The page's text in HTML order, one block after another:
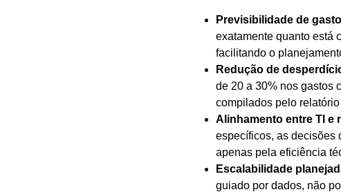
Previsibilidade de
exatamente quanto está
facilitando o
Redução de
de 20 a 30% nos gastos
compilados pelo
Alinhamento entre TI e
específicos, as decisões
apenas pela eficiência
Escalabilidade
guiado por dados, não